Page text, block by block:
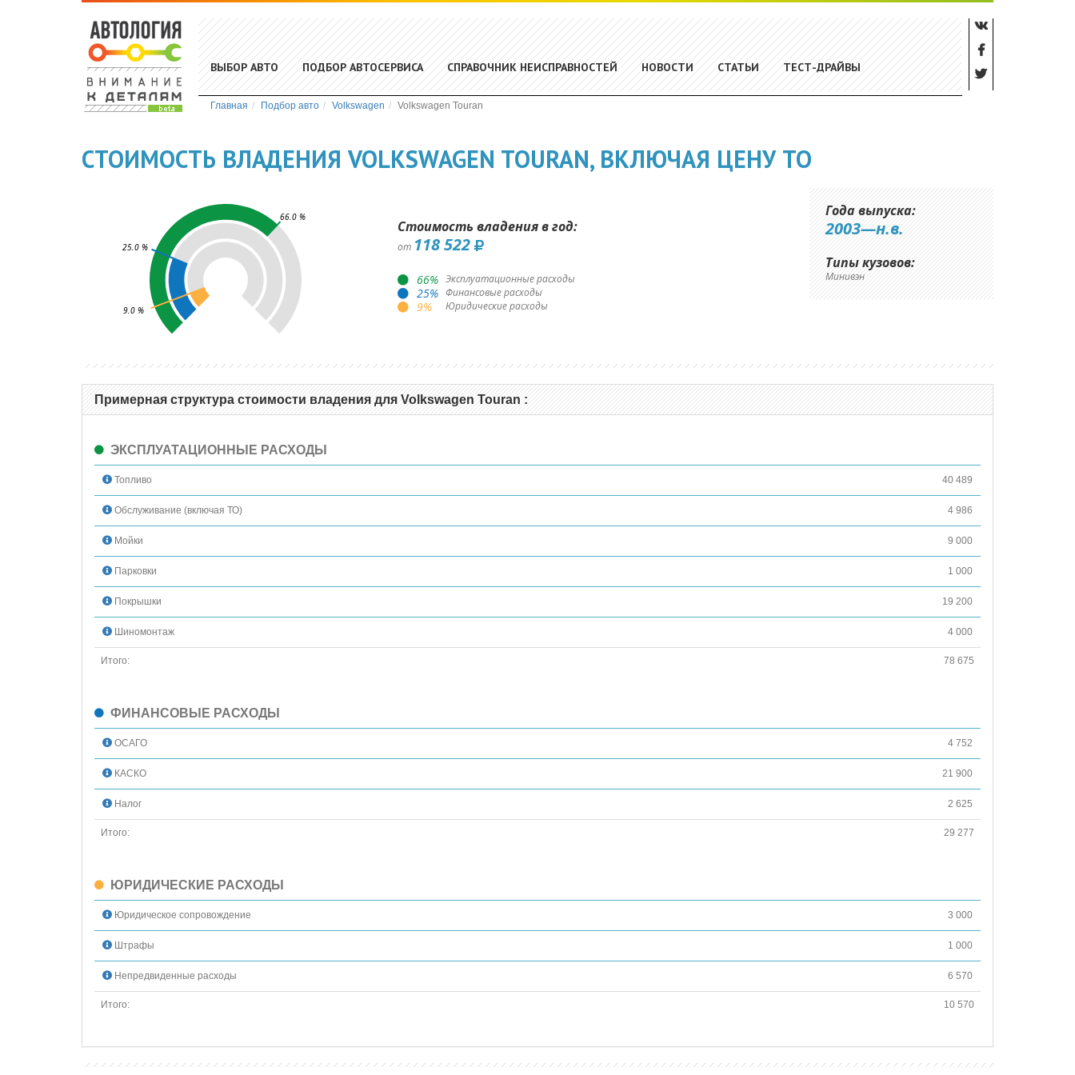
ВЫБОР АВТО ПОДБОР АВТОСЕРВИСА СПРАВОЧНИК НЕИСПРАВНОСТЕЙ НОВОСТИ СТАТЬИ ТЕСТ-ДРАЙВЫ
Главная Подбор авто Volkswagen Volkswagen Touran
СТОИМОСТЬ ВЛАДЕНИЯ VOLKSWAGEN TOURAN, ВКЛЮЧАЯ ЦЕНУ ТО
66.0 %
25.0 %
9.0 %
Стоимость владения в год:
от 118 522
66% Эксплуатационные расходы
25% Финансовые расходы
9% Юридические расходы
Года выпуска:
2003—н.в.
Типы кузовов:
Минивэн
Примерная структура стоимости владения для Volkswagen Touran :
ЭКСПЛУАТАЦИОННЫЕ РАСХОДЫ
Топливо 40 489
Обслуживание (включая ТО) 4 986
Мойки 9 000
Парковки 1 000
Покрышки 19 200
Шиномонтаж 4 000
Итого: 78 675
ФИНАНСОВЫЕ РАСХОДЫ
ОСАГО 4 752
КАСКО 21 900
Налог 2 625
Итого: 29 277
ЮРИДИЧЕСКИЕ РАСХОДЫ
Юридическое сопровождение 3 000
Штрафы 1 000
Непредвиденные расходы 6 570
Итого: 10 570